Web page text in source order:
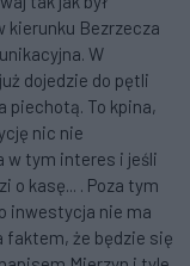
kierunku Bezrzecza
W
dojedzie do pętli
piechotą. To kpina,
nic nie
w tym interes i jeśli
o kasę... . Poza tym
inwestycja nie ma
faktem, że będzie się